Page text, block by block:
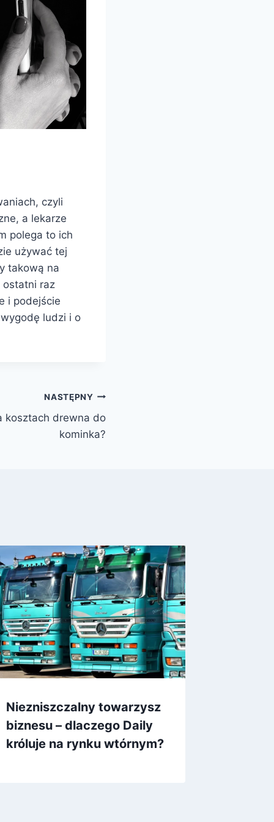
czyli
a lekarze
polega to ich
używać tej
takową na
ostatni raz
i podejście
ludzi i o
NASTĘPNY
kosztach drewna do
kominka?
Niezniszczalny towarzysz
biznesu – dlaczego Daily
króluje na rynku wtórnym?